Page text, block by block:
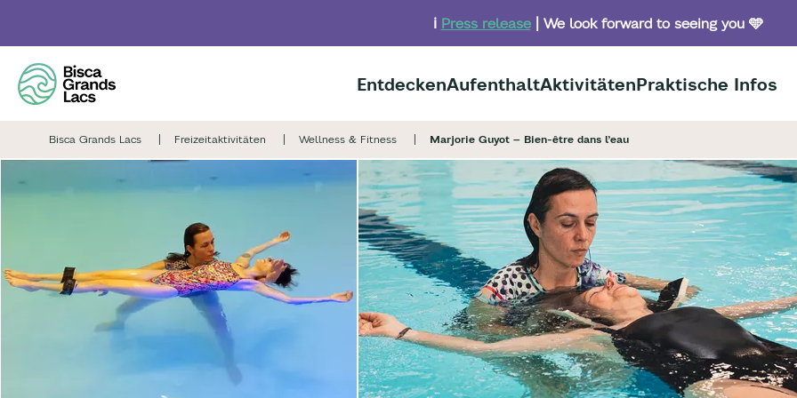
main
content
ℹ️ Press release| We look forward to seeing you 🩵
EntdeckenAufenthaltAktivitätenPraktische Infos
Bisca Grands Lacs Freizeitaktivitäten Wellness & Fitness Marjorie Guyot – Bien-être dans l’eau